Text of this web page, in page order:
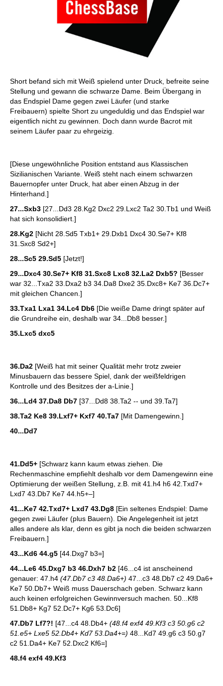
Short befand sich mit Weiß spielend unter Druck, befreite seine
Stellung und gewann die schwarze Dame. Beim Übergang in
das Endspiel Dame gegen zwei Läufer (und starke
Freibauern) spielte Short zu ungeduldig und das Endspiel war
eigentlich nicht zu gewinnen. Doch dann wurde Bacrot mit
seinem Läufer paar zu ehrgeizig.
[Diese ungewöhnliche Position entstand aus Klassischen
Sizilianischen Variante. Weiß steht nach einem schwarzen
Bauernopfer unter Druck, hat aber einen Abzug in der
Hinterhand.]
27...Sxb3 [27...Dd3 28.Kg2 Dxc2 29.Lxc2 Ta2 30.Tb1 und Weiß
hat sich konsolidiert.]
28.Kg2 [Nicht 28.Sd5 Txb1+ 29.Dxb1 Dxc4 30.Se7+ Kf8
31.Sxc8 Sd2+]
28...Sc5 29.Sd5 [Jetzt!]
29...Dxc4 30.Se7+ Kf8 31.Sxc8 Lxc8 32.La2 Dxb5? [Besser
war 32...Txa2 33.Dxa2 b3 34.Da8 Dxe2 35.Dxc8+ Ke7 36.Dc7+
mit gleichen Chancen.]
33.Txa1 Lxa1 34.Lc4 Db6 [Die weiße Dame dringt später auf
die Grundreihe ein, deshalb war 34...Db8 besser.]
35.Lxc5 dxc5
36.Da2 [Weiß hat mit seiner Qualität mehr trotz zweier
Minusbauern das bessere Spiel, dank der weißfeldrigen
Kontrolle und des Besitzes der a-Linie.]
36...Ld4 37.Da8 Db7 [37...Dd8 38.Ta2 -- und 39.Ta7]
38.Ta2 Ke8 39.Lxf7+ Kxf7 40.Ta7 [Mit Damengewinn.]
40...Dd7
41.Dd5+ [Schwarz kann kaum etwas ziehen. Die
Rechenmaschine empfiehlt deshalb vor dem Damengewinn eine
Optimierung der weißen Stellung, z.B. mit 41.h4 h6 42.Txd7+
Lxd7 43.Db7 Ke7 44.h5+–]
41...Ke7 42.Txd7+ Lxd7 43.Dg8 [Ein seltenes Endspiel: Dame
gegen zwei Läufer (plus Bauern). Die Angelegenheit ist jetzt
alles andere als klar, denn es gibt ja noch die beiden schwarzen
Freibauern.]
43...Kd6 44.g5 [44.Dxg7 b3=]
44...Le6 45.Dxg7 b3 46.Dxh7 b2 [46...c4 ist anscheinend
genauer: 47.h4 (47.Db7 c3 48.Da6+) 47...c3 48.Db7 c2 49.Da6+
Ke7 50.Db7+ Weiß muss Dauerschach geben. Schwarz kann
auch keinen erfolgreichen Gewinnversuch machen. 50...Kf8
51.Db8+ Kg7 52.Dc7+ Kg6 53.Dc6]
47.Db7 Lf7?! [47...c4 48.Db4+ (48.f4 exf4 49.Kf3 c3 50.g6 c2
51.e5+ Lxe5 52.Db4+ Kd7 53.Da4+=) 48...Kd7 49.g6 c3 50.g7
c2 51.Da4+ Ke7 52.Dxc2 Kf6=]
48.f4 exf4 49.Kf3